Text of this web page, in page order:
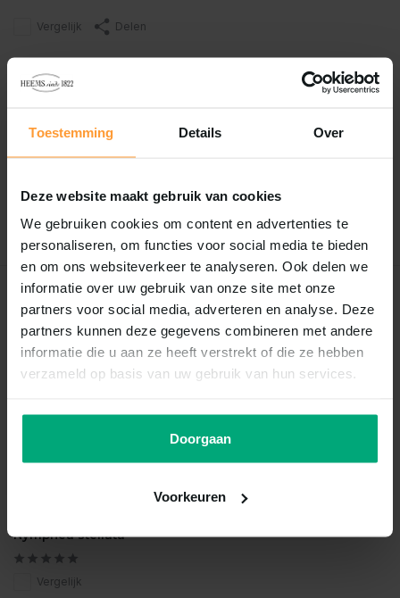
Toestemming Details Over
Deze website maakt gebruik van cookies
We gebruiken cookies om content en advertenties te
personaliseren, om functies voor social media te bieden
en om ons websiteverkeer te analyseren. Ook delen we
informatie over uw gebruik van onze site met onze
partners voor social media, adverteren en analyse. Deze
partners kunnen deze gegevens combineren met andere
informatie die u aan ze heeft verstrekt of die ze hebben
verzameld op basis van uw gebruik van hun services.
Doorgaan
Voorkeuren
Vergelijk Delen
0/5 Based on 0 reviews
Schrijf je eigen review
Nymphea stellata
Vergelijk